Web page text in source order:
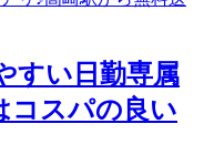
すい日勤専属
コスパの良い